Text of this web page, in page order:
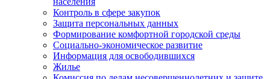
Контроль в сфере закупок
Защита персональных данных
Формирование комфортной городской среды
Социально-экономическое развитие
Информация для освободившихся
Жилье